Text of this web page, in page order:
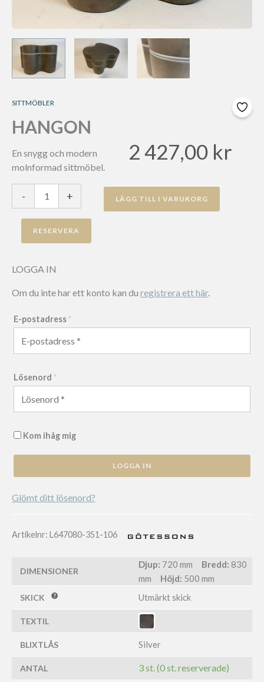
SITTMÖBLER
2 427,00 kr
HANGON
En snygg och modern
molnformad sittmöbel.
- + LÄGG TILL I VARUKORG
LOGGA IN
Om du inte har ett konto kan du registrera ett här.
E-postadress *
Lösenord *
Kom ihåg mig
LOGGA IN
Glömt ditt lösenord?
Artikelnr: L647080-351-106
DIMENSIONER
Djup: 720 mm Bredd: 830
mm
Höjd: 500 mm
SKICK Utmärkt skick
TEXTIL
BLIXTLÅS Silver
ANTAL 3 st. (0 st. reserverade)